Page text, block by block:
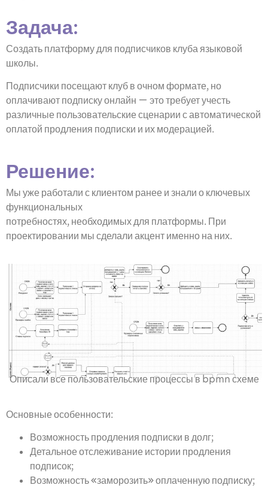
Задача:
Создать платформу для подписчиков клуба языковой
школы.
Подписчики посещают клуб в очном формате, но
оплачивают подписку онлайн — это требует учесть
различные пользовательские сценарии с автоматической
оплатой продления подписки и их модерацией.
Решение:
Мы уже работали с клиентом ранее и знали о ключевых
функциональных
потребностях, необходимых для платформы. При
проектировании мы сделали акцент именно на них.
Описали все пользовательские процессы в bpmn схеме
Основные особенности:
Возможность продления подписки в долг;
Детальное отслеживание истории продления
подписок;
Возможность «заморозить» оплаченную подписку;